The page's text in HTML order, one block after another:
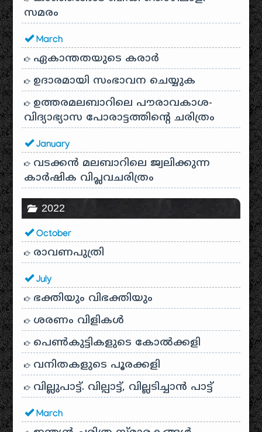
സമരം
March
ഏകാന്തതയുടെ കരാർ
ഉദാരമായി സംഭാവന ചെയ്യുക
ഉത്തരമലബാറിലെ പൗരാവകാശ-
വിദ്യാഭ്യാസ പോരാട്ടത്തിന്റെ ചരിത്രം
January
വടക്കൻ മലബാറിലെ ജ്വലിക്കുന്ന
കാർഷിക വിപ്ലവചരിത്രം
2022
October
രാവണപുത്രി
July
ഭക്തിയും വിഭക്തിയും
ശരണം വിളികൾ
പെൺകുട്ടികളുടെ കോൽക്കളി
വനിതകളുടെ പൂരക്കളി
വില്ലുപാട്ട്. വില്പാട്ട്, വില്ലടിച്ചാൻ പാട്ട്
March